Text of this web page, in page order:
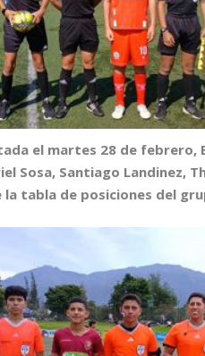
el martes 28 de febrero,
Sosa, Santiago Landinez,
la tabla de posiciones del